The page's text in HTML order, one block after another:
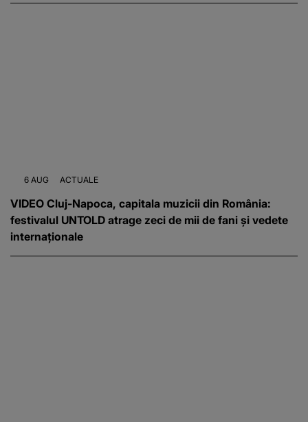
6 AUG ACTUALE
VIDEO Cluj-Napoca, capitala muzicii din România:
festivalul UNTOLD atrage zeci de mii de fani și vedete
internaționale